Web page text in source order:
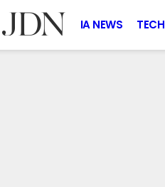
IA NEWS TECH